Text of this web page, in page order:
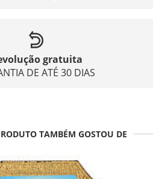
gratuita
DE ATÉ 30 DIAS
TAMBÉM GOSTOU DE